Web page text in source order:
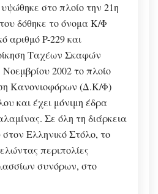
στο πλοίο την 21η
δόθηκε το όνομα Κ/Φ
P-229 και
Ταχέων Σκαφών
2002 το πλοίο
Κανονιοφόρων (Δ.Κ/Φ)
και έχει μόνιμη έδρα
Σε όλη τη διάρκεια
Ελληνικό Στόλο, το
περιπολίες
συνόρων, στο